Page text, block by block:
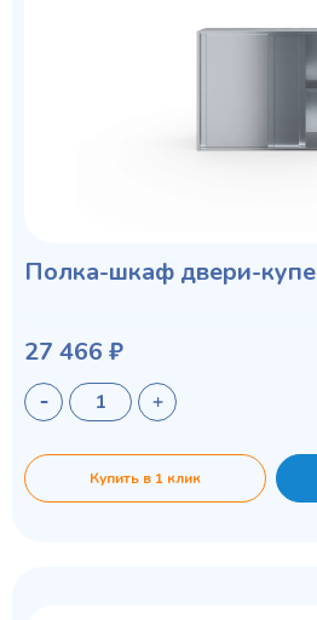
Полка-шкаф двери-купе
27 466 ₽
Купить в 1 клик